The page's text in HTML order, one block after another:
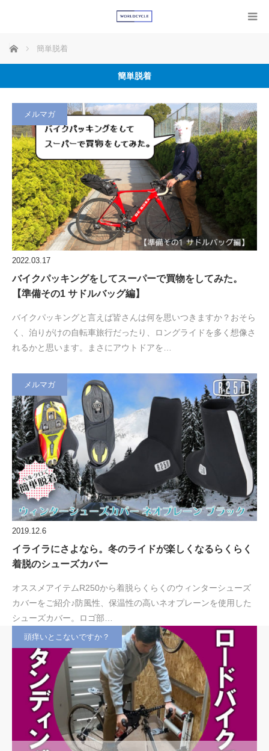
ホーム 簡単脱着
簡単脱着
メルマガ
2022.03.17
バイクパッキングをしてスーパーで買物をしてみた。
【準備その1 サドルバッグ編】
バイクパッキングと言えば皆さんは何を思いつきますか？おそら
く、泊りがけの自転車旅行だったり、ロングライドを多く想像さ
れるかと思います。まさにアウトドアを…
メルマガ
2019.12.6
イライラにさよなら。冬のライドが楽しくなるらくらく
着脱のシューズカバー
オススメアイテムR250から着脱らくらくのウィンターシューズ
カバーをご紹介♪防風性、保温性の高いネオプレーンを使用した
シューズカバー。ロゴ部…
頭痒いとこないですか？